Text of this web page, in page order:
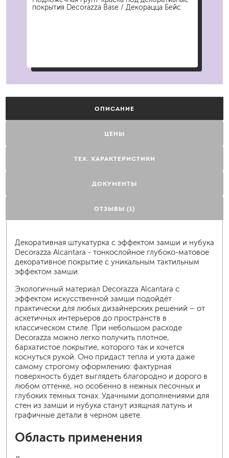
покрытия Decorazza Base / Декорацца Бейс
ОПИСАНИЕ
ЦЕНЫ
ТЕХ. ХАРАКТЕРИСТИКИ
ДОКУМЕНТЫ
ОТЗЫВЫ (1)
Декоративная штукатурка с эффектом замши и нубука
Decorazza Alcantara - тонкослойное глубоко-матовое
декоративное покрытие с уникальным тактильным
эффектом замши.
Экологичный материал Decorazza Alcantara с
эффектом искусственной замши подойдёт
практически для любых дизайнерских решений – от
аскетичных интерьеров до пространств в
классическом стиле. При небольшом расходе
Decorazza можно легко получить плотное,
бархатистое покрытие, которого так и хочется
коснуться рукой. Оно придаст тепла и уюта даже
самому строгому оформлению: фактурная
поверхность будет выглядеть благородно и дорого в
любом оттенке, но особенно в нежных песочных и
глубоких темных тонах. Удачными дополнениями для
стен из замши и нубука станут изящная латунь и
графичные детали в черном цвете.
Область применения